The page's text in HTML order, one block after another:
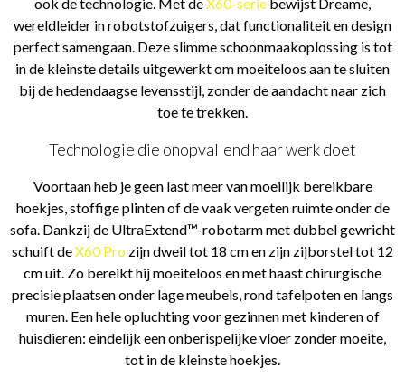
wereldleider in robotstofzuigers, dat functionaliteit en design
perfect samengaan. Deze slimme schoonmaakoplossing is tot
in de kleinste details uitgewerkt om moeiteloos aan te sluiten
bij de hedendaagse levensstijl, zonder de aandacht naar zich
toe te trekken.
Technologie die onopvallend haar werk doet
Voortaan heb je geen last meer van moeilijk bereikbare
hoekjes, stoffige plinten of de vaak vergeten ruimte onder de
sofa. Dankzij de UltraExtend™-robotarm met dubbel gewricht
schuift deX60 Pro zijn dweil tot 18 cm en zijn zijborstel tot 12
cm uit. Zo bereikt hij moeiteloos en met haast chirurgische
precisie plaatsen onder lage meubels, rond tafelpoten en langs
muren. Een hele opluchting voor gezinnen met kinderen of
huisdieren: eindelijk een onberispelijke vloer zonder moeite,
tot in de kleinste hoekjes.